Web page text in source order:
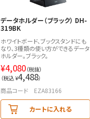
データホルダー（ブラック） DH-
319BK
ホワイトボード、ブックスタンドにも
なり、3種類の使い方ができるデータ
ホルダー。ブラック。
¥4,080（税抜）
（税込 ¥4,488）
商品コード EZA83166
カートに入れる